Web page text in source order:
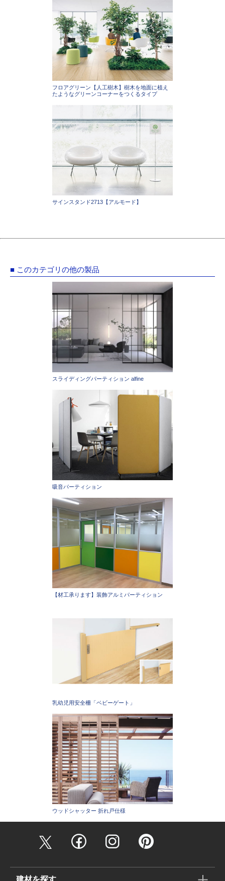
フロアグリーン【人工樹木】樹木を地面に植え
たようなグリーンコーナーをつくるタイプ
サインスタンド2713【アルモード】
■ このカテゴリの他の製品
スライディングパーティション alfine
吸音パーティション
【材工承ります】装飾アルミパーティション
乳幼児用安全柵「ベビーゲート」
ウッドシャッター 折れ戸仕様
建材を探す